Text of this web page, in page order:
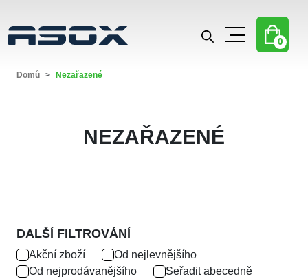
0
Domů Nezařazené
NEZAŘAZENÉ
DALŠÍ FILTROVÁNÍ
Akční zboží
Od nejlevnějšího
Od nejprodávanějšího
Seřadit abecedně